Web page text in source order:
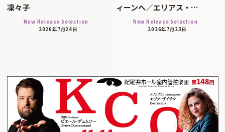
凜々子
New Release Selection
2026年7月24日
ィーンへ／エリアス・…
New Release Selection
2026年7月23日